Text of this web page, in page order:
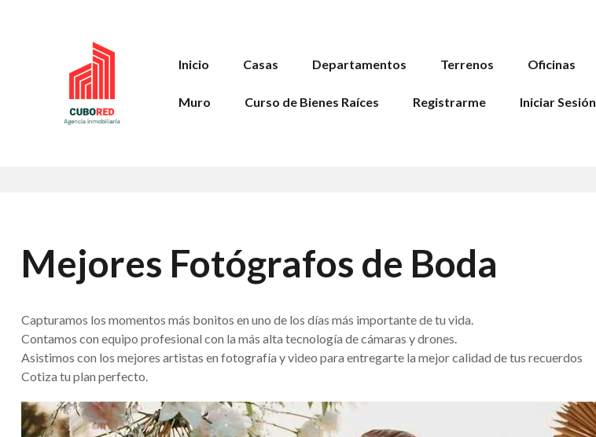
Inicio Casas Departamentos Terrenos Oficinas
Muro Curso de Bienes Raíces Registrarme Iniciar Sesión
Mejores Fotógrafos de Boda
Capturamos los momentos más bonitos en uno de los días más importante de tu vida.
Contamos con equipo profesional con la más alta tecnología de cámaras y drones.
Asistimos con los mejores artistas en fotografía y video para entregarte la mejor calidad de tus recuerdos
Cotiza tu plan perfecto.